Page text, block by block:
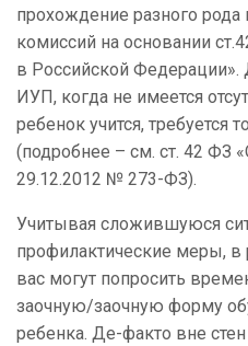
прохождение разного рода
комиссий на основании
в Российской
ИУП, когда не имеется
ребенок учится, требуется
(подробнее – см. ст. 42 ФЗ
29.12.2012 № 273-ФЗ).
Учитывая сложившуюся
профилактические меры,
вас могут попросить
заочную/заочную форму
ребенка. Де-факто вне